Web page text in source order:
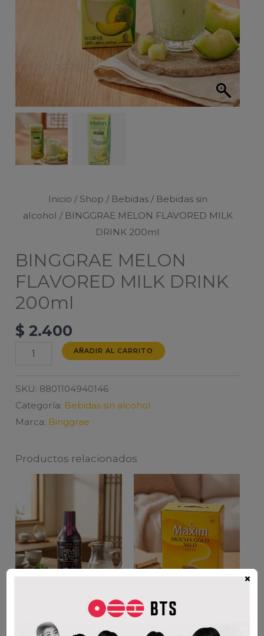
Inicio / Shop / Bebidas/ Bebidas sin
alcohol / BINGGRAE MELON FLAVORED MILK
DRINK 200ml
BINGGRAE MELON
FLAVORED MILK DRINK
200ml
$ 2.400
BINGGRAE
FLAVORED
MILK
DRINK
AÑADIR AL CARRITO
SKU: 8801104940146
Categoría: Bebidas sin alcohol
Marca: Binggrae
Productos relacionados
×